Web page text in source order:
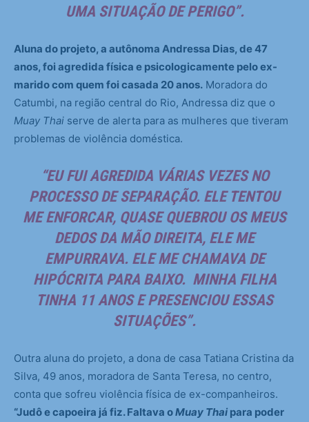
UMA SITUAÇÃO DE PERIGO”.
Aluna do projeto, a autônoma Andressa Dias, de 47
anos, foi agredida física e psicologicamente pelo ex-
marido com quem foi casada 20 anos. Moradora do
Catumbi, na região central do Rio, Andressa diz que o
Muay Thai serve de alerta para as mulheres que tiveram
problemas de violência doméstica.
“EU FUI AGREDIDA VÁRIAS VEZES NO
PROCESSO DE SEPARAÇÃO. ELE TENTOU
ME ENFORCAR, QUASE QUEBROU OS MEUS
DEDOS DA MÃO DIREITA, ELE ME
EMPURRAVA. ELE ME CHAMAVA DE
HIPÓCRITA PARA BAIXO. MINHA FILHA
TINHA 11 ANOS E PRESENCIOU ESSAS
SITUAÇÕES”.
Outra aluna do projeto, a dona de casa Tatiana Cristina da
Silva, 49 anos, moradora de Santa Teresa, no centro,
conta que sofreu violência física de ex-companheiros.
“Judô e capoeira já fiz. Faltava oMuay Thai para poder